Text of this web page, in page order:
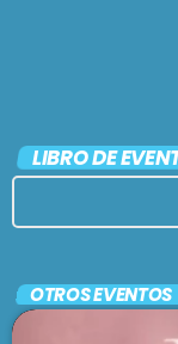
LIBRO DE
OTROS EVENTOS